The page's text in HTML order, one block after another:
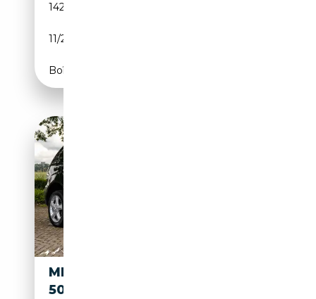
142 400 km
11/2007
Boîte automatique
MERCEDES-BENZ ML 500
500|TREKHAAK|STOEL